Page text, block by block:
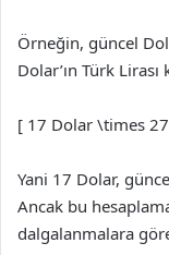
Örneğin, güncel
Dolar’ın Türk Lirası
[ 17 Dolar \times
Yani 17 Dolar,
Ancak bu
dalgalanmalara